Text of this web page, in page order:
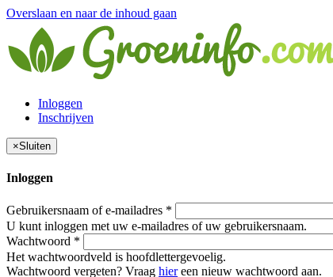
Overslaan en naar de inhoud gaan
Inloggen
Inschrijven
×Sluiten
Inloggen
Gebruikersnaam of e-mailadres *
U kunt inloggen met uw e-mailadres of uw gebruikersnaam.
Wachtwoord *
Het wachtwoordveld is hoofdlettergevoelig.
Wachtwoord vergeten? Vraag hiereen nieuw wachtwoord aan.